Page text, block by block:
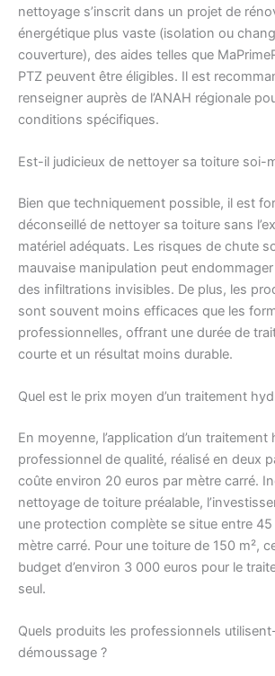
nettoyage s’inscrit dans un projet de
énergétique plus vaste (isolation ou
couverture), des aides telles que
PTZ peuvent être éligibles. Il est
renseigner auprès de l’ANAH régionale
conditions spécifiques.
Est-il judicieux de nettoyer sa toiture soi-
Bien que techniquement possible, il est
déconseillé de nettoyer sa toiture sans
matériel adéquats. Les risques de chute
mauvaise manipulation peut
des infiltrations invisibles. De plus, les
sont souvent moins efficaces que les
professionnelles, offrant une durée de
courte et un résultat moins durable.
Quel est le prix moyen d’un traitement
En moyenne, l’application d’un
professionnel de qualité, réalisé en deux
coûte environ 20 euros par mètre carré.
nettoyage de toiture préalable,
une protection complète se situe entre
mètre carré. Pour une toiture de 150 m²,
budget d’environ 3 000 euros pour le
seul.
Quels produits les professionnels
démoussage ?